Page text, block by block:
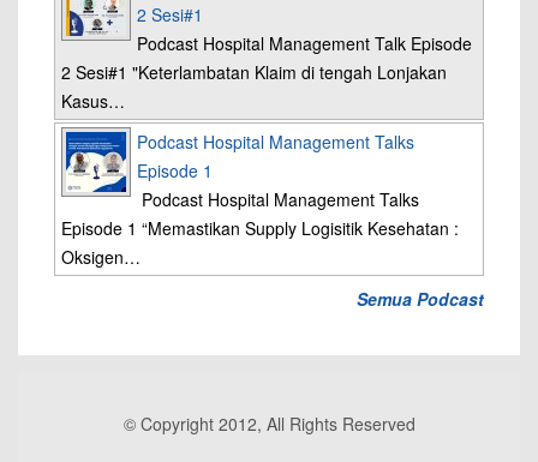
2 Sesi#1
Podcast Hospital Management Talk Episode
2 Sesi#1 "Keterlambatan Klaim di tengah Lonjakan
Kasus…
Podcast Hospital Management Talks
Episode 1
Podcast Hospital Management Talks
Episode 1 “Memastikan Supply Logisitik Kesehatan :
Oksigen…
Semua Podcast
© Copyright 2012, All Rights Reserved